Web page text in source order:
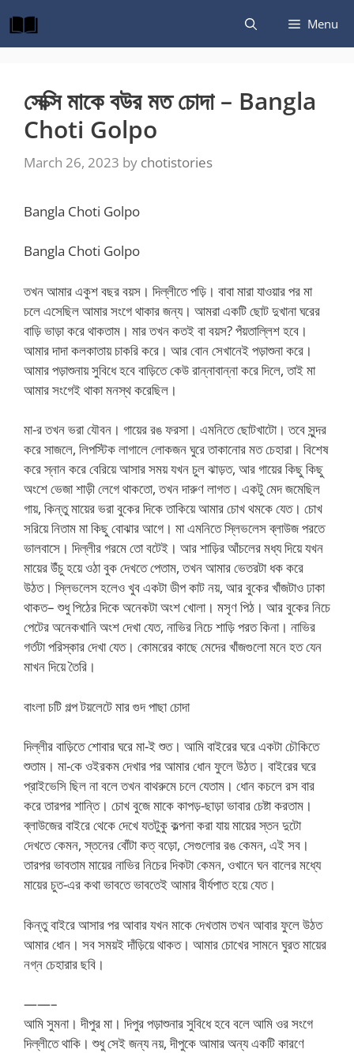
to
content
Menu
সেক্সি মাকে বউর মত চোদা – Bangla
Choti Golpo
March 26, 2023 by chotistories
Bangla Choti Golpo
Bangla Choti Golpo
তখন আমার একুশ বছর বয়স। দিল্লীতে পড়ি। বাবা মারা যাওয়ার পর মা
চলে এসেছিল আমার সংগে থাকার জন্য। আমরা একটি ছোট দুখানা ঘরের
বাড়ি ভাড়া করে থাকতাম। মার তখন কতই বা বয়স? পঁয়তাল্লিশ হবে।
আমার দাদা কলকাতায় চাকরি করে। আর বোন সেখানেই পড়াশুনা করে।
আমার পড়াশুনায় সুবিধে হবে বাড়িতে কেউ রান্নাবান্না করে দিলে, তাই মা
আমার সংগেই থাকা মনস্থ করেছিল।
মা-র তখন ভরা যৌবন। গায়ের রঙ ফরসা। এমনিতে ছোটখাটো। তবে সুন্দর
করে সাজলে, লিপস্টিক লাগালে লোকজন ঘুরে তাকানোর মত চেহারা। বিশেষ
করে স্নান করে বেরিয়ে আসার সময় যখন চুল ঝাড়ত, আর গায়ের কিছু কিছু
অংশে ভেজা শাড়ী লেগে থাকতো, তখন দারুণ লাগত। একটু মেদ জমেছিল
গায়, কিন্তু মায়ের ভরা বুকের দিকে তাকিয়ে আমার চোখ থমকে যেত। চোখ
সরিয়ে নিতাম মা কিছু বোঝার আগে। মা এমনিতে স্লিভলেস ব্লাউজ পরতে
ভালবাসে। দিল্লীর গরমে তো বটেই। আর শাড়ির আঁচলের মধ্য দিয়ে যখন
মায়ের উঁচু হয়ে ওঠা বুক দেখতে পেতাম, তখন আমার ভেতরটা ধক করে
উঠত। স্লিভলেস হলেও খুব একটা ডীপ কাট নয়, আর বুকের খাঁজটাও ঢাকা
থাকত– শুধু পিঠের দিকে অনেকটা অংশ খোলা। মসৃণ পিঠ। আর বুকের নিচে
পেটের অনেকখানি অংশ দেখা যেত, নাভির নিচে শাড়ি পরত কিনা। নাভির
গর্তটা পরিস্কার দেখা যেত। কোমরের কাছে মেদের খাঁজগুলো মনে হত যেন
মাখন দিয়ে তৈরি।
বাংলা চটি গল্প টয়লেটে মার গুদ পাছা চোদা
দিল্লীর বাড়িতে শোবার ঘরে মা-ই শুত। আমি বাইরের ঘরে একটা চৌকিতে
শুতাম। মা-কে ওইরকম দেখার পর আমার ধোন ফুলে উঠত। বাইরের ঘরে
প্রাইভেসি ছিল না বলে তখন বাথরুমে চলে যেতাম। ধোন কচলে রস বার
করে তারপর শান্তি। চোখ বুজে মাকে কাপড়-ছাড়া ভাবার চেষ্টা করতাম।
ব্লাউজের বাইরে থেকে দেখে যতটুকু কল্পনা করা যায় মায়ের স্তন দুটো
দেখতে কেমন, স্তনের বোঁটা কত্ বড়ো, সেগুলোর রঙ কেমন, এই সব।
তারপর ভাবতাম মায়ের নাভির নিচের দিকটা কেমন, ওখানে ঘন বালের মধ্যে
মায়ের চুত-এর কথা ভাবতে ভাবতেই আমার বীর্যপাত হয়ে যেত।
কিন্তু বাইরে আসার পর আবার যখন মাকে দেখতাম তখন আবার ফুলে উঠত
আমার ধোন। সব সময়ই দাঁড়িয়ে থাকত। আমার চোখের সামনে ঘুরত মায়ের
নগ্ন চেহারার ছবি।
——–
আমি সুমনা। দীপুর মা। দিপুর পড়াশুনার সুবিধে হবে বলে আমি ওর সংগে
দিল্লীতে থাকি। শুধু সেই জন্য নয়, দীপুকে আমার অন্য একটি কারণে